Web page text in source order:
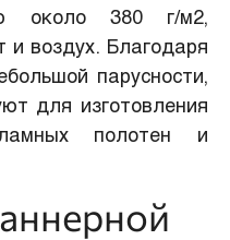
около 380 г/м2,
и воздух. Благодаря
парусности,
для изготовления
полотен и